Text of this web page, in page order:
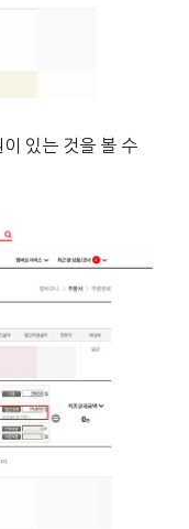
있는 것을 볼 수